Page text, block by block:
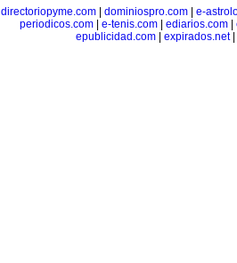
directoriopyme.com| dominiospro.com| e-
periodicos.com| e-tenis.com| ediarios.com|
epublicidad.com
expirados.net|